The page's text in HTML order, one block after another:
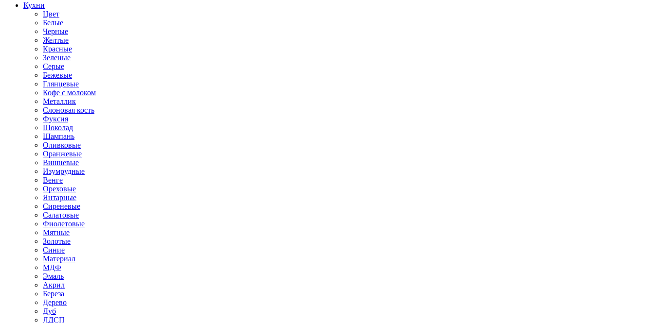
Кухни
Цвет
Белые
Черные
Желтые
Красные
Зеленые
Серые
Бежевые
Глянцевые
Кофе с молоком
Металлик
Слоновая кость
Фуксия
Шоколад
Шампань
Оливковые
Оранжевые
Вишневые
Изумрудные
Венге
Ореховые
Янтарные
Сиреневые
Салатовые
Фиолетовые
Мятные
Золотые
Синие
Материал
МДФ
Эмаль
Акрил
Береза
Дерево
Дуб
ЛДСП